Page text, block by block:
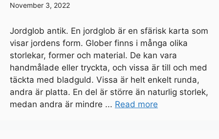
November 3, 2022
Jordglob antik. En jordglob är en sfärisk karta som
visar jordens form. Glober finns i många olika
storlekar, former och material. De kan vara
handmålade eller tryckta, och vissa är till och med
täckta med bladguld. Vissa är helt enkelt runda,
andra är platta. En del är större än naturlig storlek,
medan andra är mindre ... Read more